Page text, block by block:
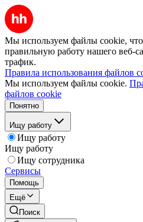
Мы используем файлы cookie,
правильную работу нашего веб-
трафик.
Правила использования файлов
Мы используем файлы cookie.
файлов cookie
Понятно
Ищу работу
Ищу работу
Ищу работу
Ищу сотрудника
Сервисы
Помощь
Ещё
Поиск